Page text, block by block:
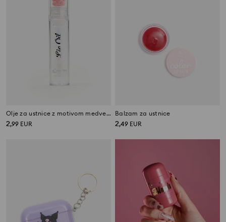
Olje za ustnice z motivom medvedka
2,99 EUR
Balzam za ustnice
2,49 EUR